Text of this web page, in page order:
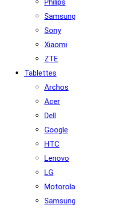
Philips
Samsung
Sony
Xiaomi
ZTE
Tablettes
Archos
Acer
Dell
Google
HTC
Lenovo
LG
Motorola
Samsung